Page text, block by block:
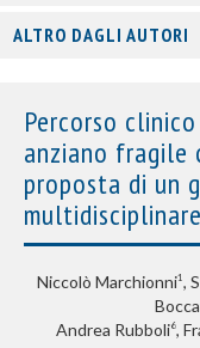
ALTRO DAGLI AUTORI
Percorso
anziano
proposta di un
multidisciplinare
Niccolò Marchionni1,
Andrea Rubboli6,